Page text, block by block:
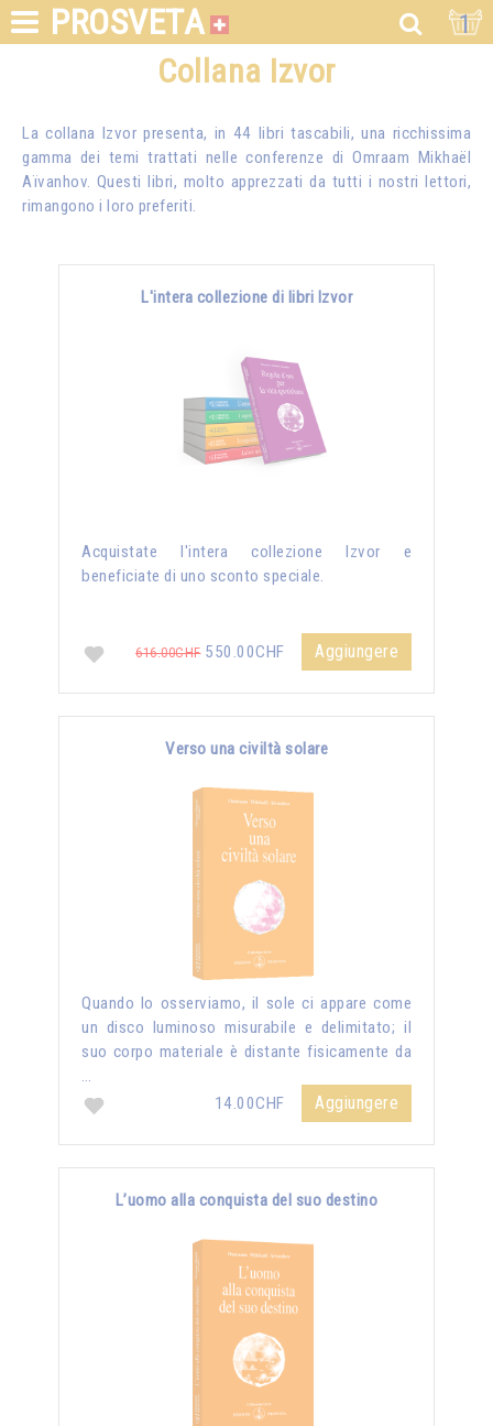
PROSVETA 1
Collana Izvor
La collana Izvor presenta, in 44 libri tascabili, una ricchissima
gamma dei temi trattati nelle conferenze diOmraam Mikhaël
Aïvanhov. Questi libri, molto apprezzati da tutti i nostri lettori,
rimangono i loro preferiti.
L'intera collezione di libri Izvor
Acquistate l'intera collezione Izvor e
beneficiate di uno sconto speciale.
616.00CHF550.00CHF Aggiungere
Verso una civiltà solare
Quando lo osserviamo, il sole ci appare come
un disco luminoso misurabile e delimitato; il
suo corpo materiale è distante fisicamente da
…
14.00CHF
Aggiungere
L’uomo alla conquista del suo destino